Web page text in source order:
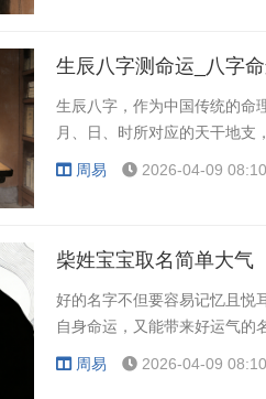
生辰八字测命运_八字
生辰八字，作为中国传统的命
月、日、时所对应的天干地支
周易 2026-04-09
柴姓宝宝取名简单大气
好的名字不但要容易记忆且悦
自身命运，又能带来好运气的
周易 2026-04-09